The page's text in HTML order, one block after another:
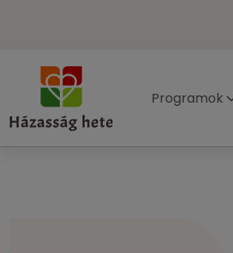
Programok